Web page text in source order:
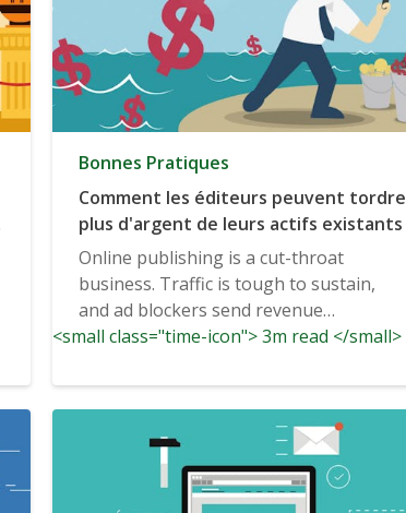
Bonnes Pratiques
Comment les éditeurs peuvent tordre
plus d'argent de leurs actifs existants
Online publishing is a cut-throat
business. Traffic is tough to sustain,
and ad blockers send revenue
plummeting to...
<small class="time-icon"> 3m read </small>